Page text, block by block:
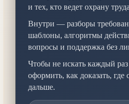
и тех, кто ведет охрану
Внутри — разборы
шаблоны, алгоритмы
вопросы и поддержка без
Чтобы не искать каждый раз
оформить, как доказать, где
дальше.